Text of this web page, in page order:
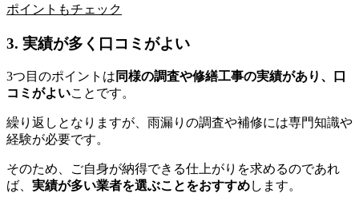
ポイントもチェック
3. 実績が多く口コミがよい
3つ目のポイントは 同様の調査や修繕工事の実績があり、口
コミがよいことです。
繰り返しとなりますが、雨漏りの調査や補修には専門知識や
経験が必要です。
そのため、ご自身が納得できる仕上がりを求めるのであれ
ば、 実績が多い業者を選ぶことをおすすめします。